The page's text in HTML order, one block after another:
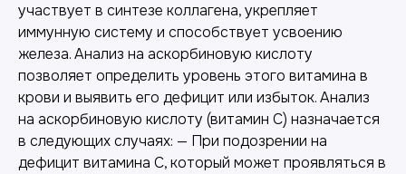
участвует в синтезе коллагена, укрепляет
иммунную систему и способствует усвоению
железа. Анализ на аскорбиновую кислоту
позволяет определить уровень этого витамина в
крови и выявить его дефицит или избыток. Анализ
на аскорбиновую кислоту (витамин C) назначается
в следующих случаях: — При подозрении на
дефицит витамина C, который может проявляться в